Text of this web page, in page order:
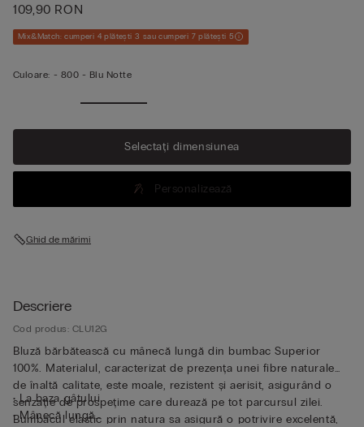
109,90 RON
Mix&Match: cumperi 4 plătești 3 sau cumperi 7 plătești 5
Culoare: - 800 - Blu Notte
Selectați dimensiunea
Personalizează
Ghid de mărimi
Descriere
Cod produs: CLU12G
Bluză bărbătească cu mânecă lungă din bumbac Superior
100%. Materialul, caracterizat de prezența unei fibre naturale
de înaltă calitate, este moale, rezistent și aerisit, asigurând o
senzație de prospețime care durează pe tot parcursul zilei.
Bumbacul elastic prin natura sa asigură o potrivire excelentă,
• La baza gâtului
• Mânecă lungă